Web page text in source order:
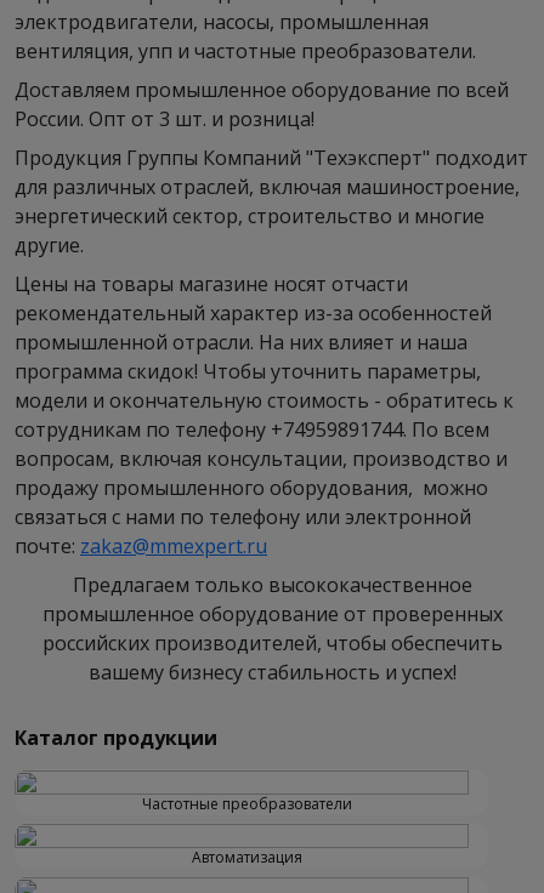
электродвигатели, насосы, промышленная
вентиляция, упп и частотные преобразователи.
Доставляем промышленное оборудование по всей
России. Опт от 3 шт. и розница!
Продукция Группы Компаний "Техэксперт" подходит
для различных отраслей, включая машиностроение,
энергетический сектор, строительство и многие
другие.
Цены на товары магазине носят отчасти
рекомендательный характер из-за особенностей
промышленной отрасли. На них влияет и наша
программа скидок! Чтобы уточнить параметры,
модели и окончательную стоимость - обратитесь к
сотрудникам по телефону +74959891744. По всем
вопросам, включая консультации, производство и
продажу промышленного оборудования, можно
связаться с нами по телефону или электронной
почте: zakaz@mmexpert.ru
Предлагаем только высококачественное
промышленное оборудование от проверенных
российских производителей, чтобы обеспечить
вашему бизнесу стабильность и успех!
Каталог продукции
Частотные преобразователи
Автоматизация